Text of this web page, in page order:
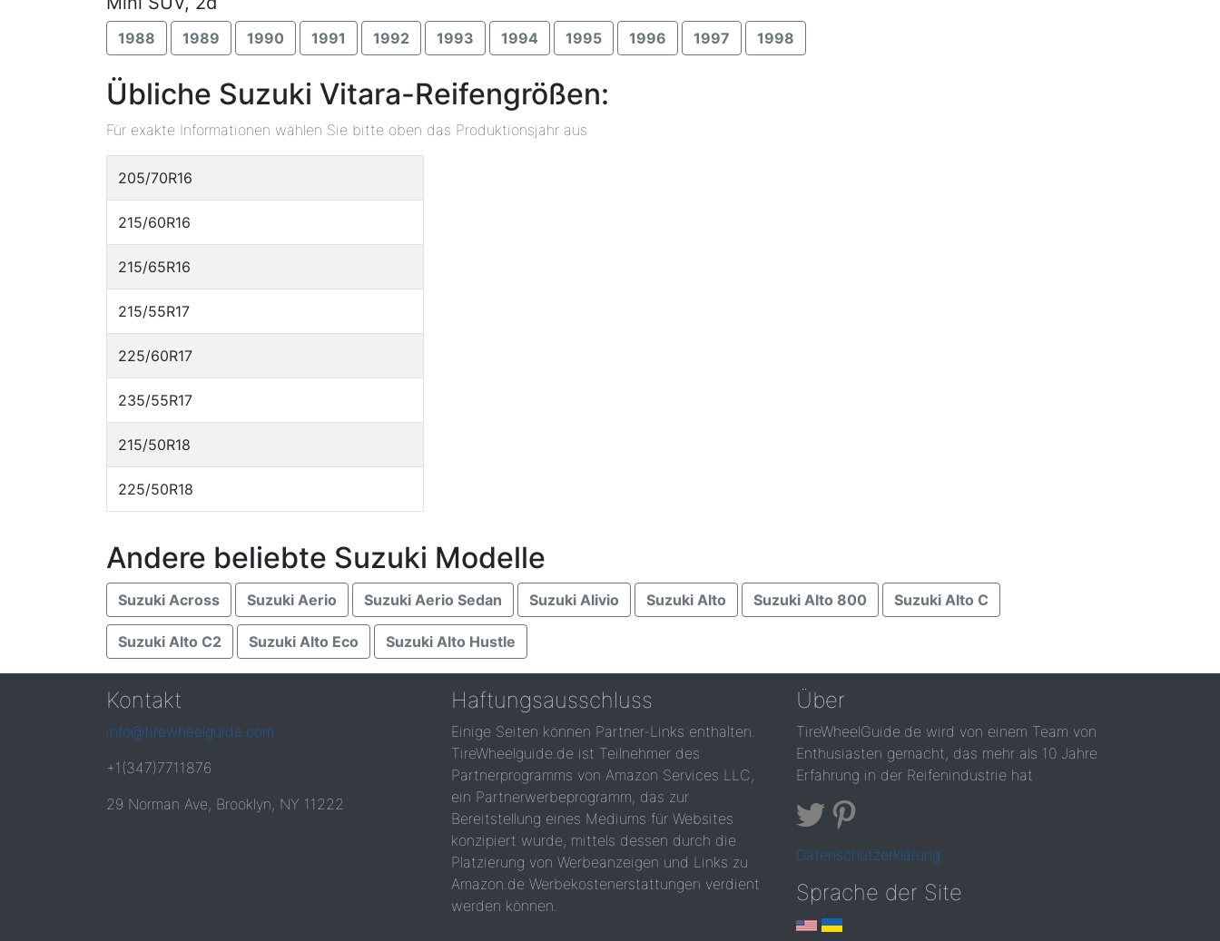
1988 1989 1990 1991 1992 1993 1994 1995 1996 1997 1998
Übliche Suzuki Vitara-Reifengrößen:
Für exakte Informationen wählen Sie bitte oben das Produktionsjahr aus
205/70R16
215/60R16
215/65R16
215/55R17
225/60R17
235/55R17
215/50R18
225/50R18
Andere beliebte Suzuki Modelle
Suzuki Across Suzuki Aerio Suzuki Aerio Sedan Suzuki Alivio Suzuki Alto Suzuki Alto 800 Suzuki Alto C
Suzuki Alto C2 Suzuki Alto Eco Suzuki Alto Hustle
Kontakt
info@tirewheelguide.com
+1(347)7711876
29 Norman Ave, Brooklyn, NY 11222
Haftungsausschluss
Einige Seiten können Partner-Links enthalten.
TireWheelguide.de ist Teilnehmer des
Partnerprogramms von Amazon Services LLC,
ein Partnerwerbeprogramm, das zur
Bereitstellung eines Mediums für Websites
konzipiert wurde, mittels dessen durch die
Platzierung von Werbeanzeigen und Links zu
Amazon.de Werbekostenerstattungen verdient
werden können.
Über
TireWheelGuide.de wird von einem Team von
Enthusiasten gemacht, das mehr als 10 Jahre
Erfahrung in der Reifenindustrie hat
Datenschutzerklärung
Sprache der Site